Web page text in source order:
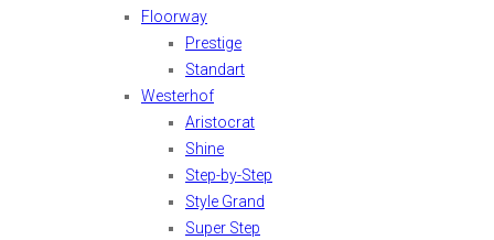
Floorway
Prestige
Standart
Westerhof
Aristocrat
Shine
Step-by-Step
Style Grand
Super Step